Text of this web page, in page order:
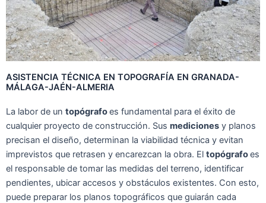
ASISTENCIA TÉCNICA EN TOPOGRAFÍA EN GRANADA-
MÁLAGA-JAÉN-ALMERIA
La labor de un topógrafoes fundamental para el éxito de
cualquier proyecto de construcción. Sus mediciones y planos
precisan el diseño, determinan la viabilidad técnica y evitan
imprevistos que retrasen y encarezcan la obra. El topógrafoes
el responsable de tomar las medidas del terreno, identificar
pendientes, ubicar accesos y obstáculos existentes. Con esto,
puede preparar los planos topográficos que guiarán cada